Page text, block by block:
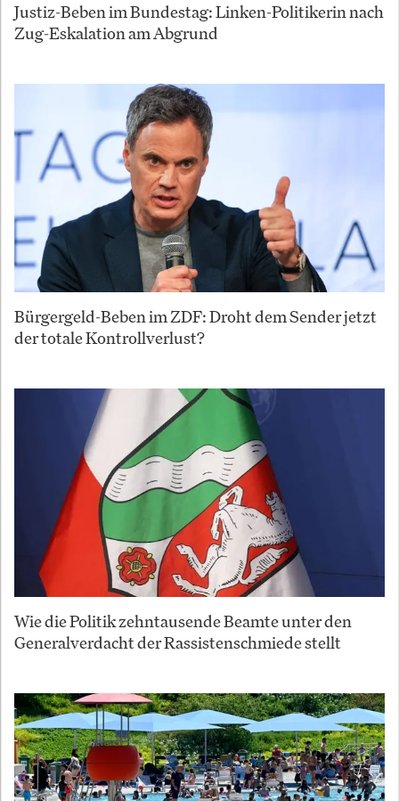
Justiz-Beben im Bundestag: Linken-Politikerin nach
Zug-Eskalation am Abgrund
Bürgergeld-Beben im ZDF: Droht dem Sender jetzt
der totale Kontrollverlust?
Wie die Politik zehntausende Beamte unter den
Generalverdacht der Rassistenschmiede stellt